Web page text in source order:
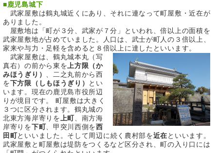
■鹿児島城下
武家屋敷は鶴丸城近くにあり、それに連なって町屋敷・近在が
ありました。
屋敷地は「町が３分、武家が７分」といわれ、倍以上の面積を
武家屋敷地が占めていました。人口は、武士が町人の３倍以上、
家来や与力・足軽を含めると８倍以上に達したといいます。
武家屋敷は、鶴丸城本丸（写
真右）の前から東を 上方限（か
みほうぎり）
、二之丸前から西
を下方限（しもほうぎり） とい
います。現在の鹿児島市役所辺
りが境目です。 町屋敷は大きく
３つに区分されます。鶴丸城の
北東方海岸寄りを
上町 、南方海
岸寄りを下町、甲突川西側を西
田町といいました。そして周辺に続く農村部を近在といいます。
武家屋敷と町屋敷は堤防をつくるなど区分され、町の入り口には